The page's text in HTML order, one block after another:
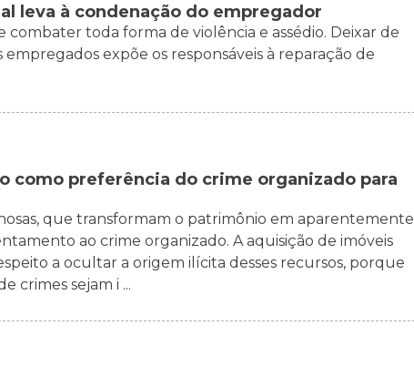
leva à condenação do empregador
toda forma de violência e assédio. Deixar de
expõe os responsáveis à reparação de
como preferência do crime organizado para
que transformam o patrimônio em aparentemente
ao crime organizado. A aquisição de imóveis
a ocultar a origem ilícita desses recursos, porque
crimes sejam i ...